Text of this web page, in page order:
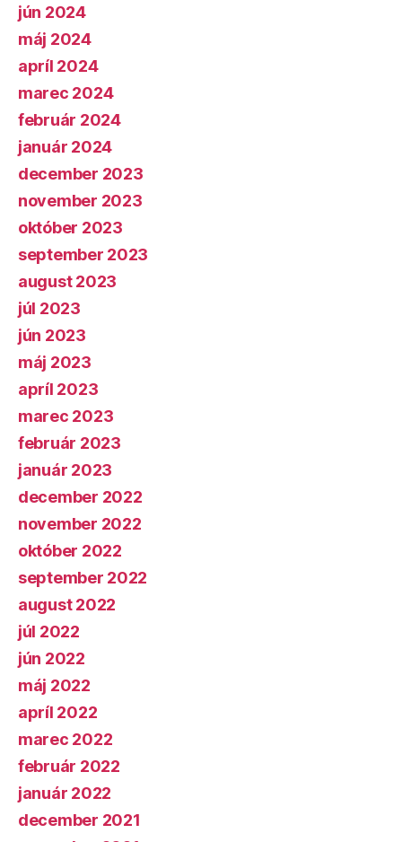
jún 2024
máj 2024
apríl 2024
marec 2024
február 2024
január 2024
december 2023
november 2023
október 2023
september 2023
august 2023
júl 2023
jún 2023
máj 2023
apríl 2023
marec 2023
február 2023
január 2023
december 2022
november 2022
október 2022
september 2022
august 2022
júl 2022
jún 2022
máj 2022
apríl 2022
marec 2022
február 2022
január 2022
december 2021